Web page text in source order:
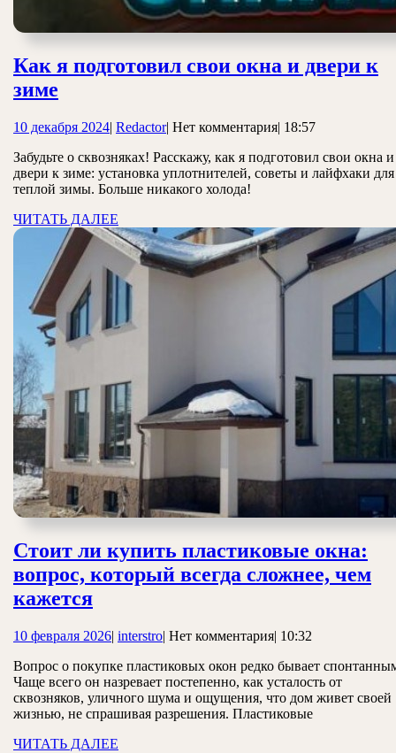
Как я подготовил свои окна и двери к
зиме
подготовил
свои
окна
двери
к
зиме
10 декабря 202410
2024
| RedactorRedactor
| Нет комментария| 18:57
Забудьте о сквозняках! Расскажу, как я подготовил свои окна и
двери к зиме: установка уплотнителей, советы и лайфхаки для
теплой зимы. Больше никакого холода!
ЧИТАТЬ ДАЛЕЕ
ДАЛЕЕ
Стоит ли купить пластиковые окна:
вопрос, который всегда сложнее, чем
кажетсяСтоит
купить
пластиковые
окна:
вопрос,
который
10 февраля 202610
2026
| interstrointerstro
| Нет комментария| 10:32
Вопрос о покупке пластиковых окон редко бывает
Чаще всего он назревает постепенно, как усталость от
сквозняков, уличного шума и ощущения, что дом живет своей
жизнью, не спрашивая разрешения. Пластиковые
ЧИТАТЬ ДАЛЕЕ